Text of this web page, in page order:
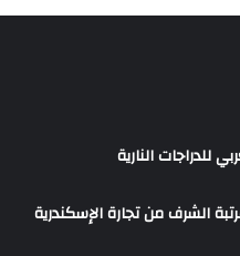
للدراجات النارية
الشرف من تجارة الإسكندرية